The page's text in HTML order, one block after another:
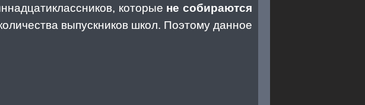
которые не собираются
выпускников школ. Поэтому данное